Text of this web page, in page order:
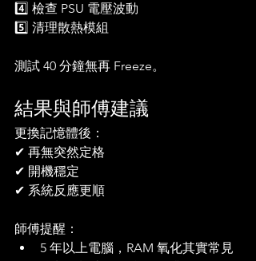
4️⃣ 檢查 PSU 電壓波動
5️⃣ 清理散熱模組
測試 40 分鐘無再 Freeze。
結果與師傅建議
更換記憶體後：
✔ 再無突然定格
✔ 開機穩定
✔ 系統反應更順
師傅提醒：
5 年以上電腦，RAM 氧化其實常見